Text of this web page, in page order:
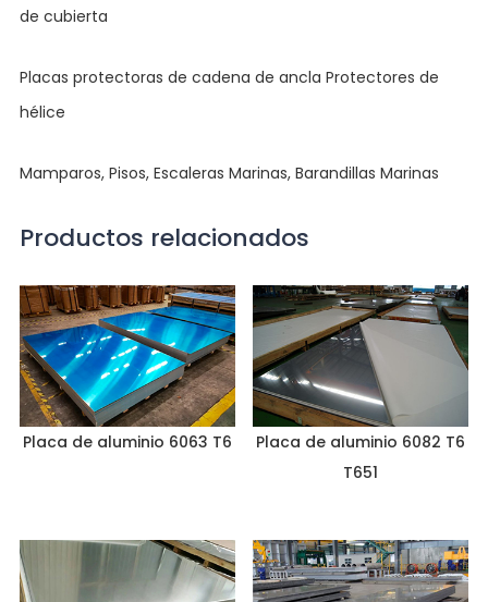
de cubierta
Placas protectoras de cadena de ancla Protectores de
hélice
Mamparos, Pisos, Escaleras Marinas, Barandillas Marinas
Productos relacionados
Placa de aluminio 6063 T6
Placa de aluminio 6082 T6
T651